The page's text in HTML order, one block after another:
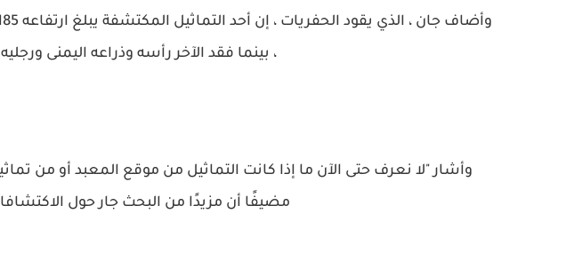
، بينما فقد الآخر رأسه وذراعه اليمنى
وأشار "لا نعرف حتى الآن ما إذا كانت التماثيل من موقع المعبد أو من
مضيفًا أن مزيدًا من البحث جار حول